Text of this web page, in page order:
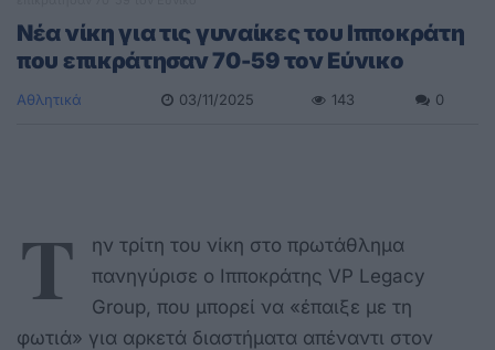
Nέα νίκη για τις γυναίκες του Ιπποκράτη
που επικράτησαν 70-59 τον Εύνικο
Αθλητικά 03/11/2025 143 0
Τ
ην τρίτη του νίκη στο πρωτάθλημα
πανηγύρισε ο Ιπποκράτης VP Legacy
Group, που μπορεί να «έπαιξε με τη
φωτιά» για αρκετά διαστήματα απέναντι στον